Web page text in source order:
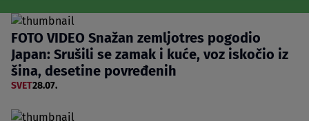
FOTO VIDEO Snažan zemljotres pogodio
Japan: Srušili se zamak i kuće, voz iskočio iz
šina, desetine povređenih
SVET28.07.